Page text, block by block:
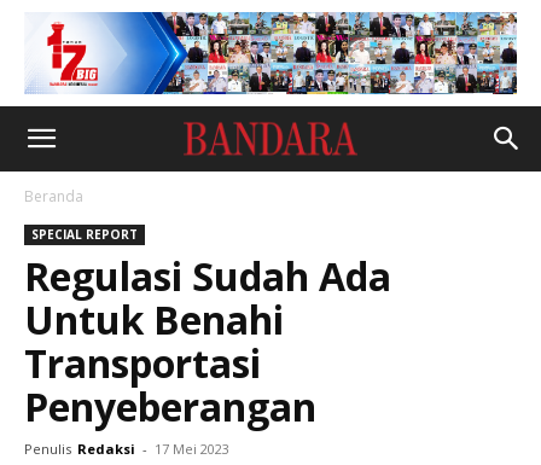
Beranda
SPECIAL REPORT
Regulasi Sudah Ada
Untuk Benahi
Transportasi
Penyeberangan
Penulis Redaksi - 17 Mei 2023